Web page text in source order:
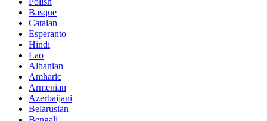
Basque
Catalan
Esperanto
Hindi
Lao
Albanian
Amharic
Armenian
Azerbaijani
Belarusian